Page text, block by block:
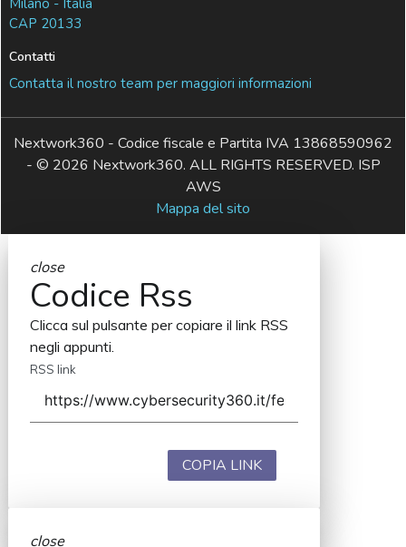
CAP 20133
Contatti
Contatta il nostro team per maggiori informazioni
Nextwork360 - Codice fiscale e Partita IVA 13868590962
- © 2026 Nextwork360. ALL RIGHTS RESERVED. ISP
AWS
Mappa del sito
close
Codice Rss
Clicca sul pulsante per copiare il link RSS
negli appunti.
RSS link
COPIA LINK
close